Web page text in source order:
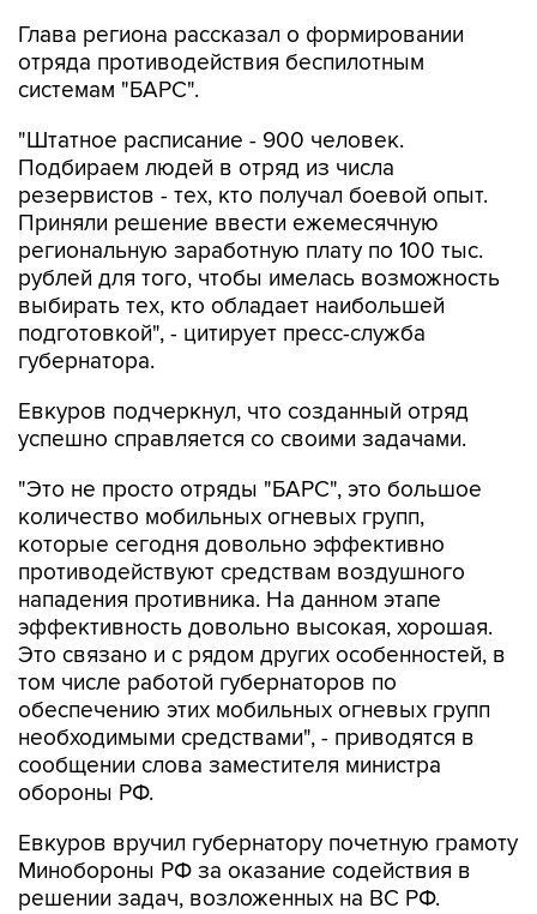
Глава региона рассказал о формировании
отряда противодействия беспилотным
системам "БАРС".
"Штатное расписание - 900 человек.
Подбираем людей в отряд из числа
резервистов - тех, кто получал боевой опыт.
Приняли решение ввести ежемесячную
региональную заработную плату по 100 тыс.
рублей для того, чтобы имелась возможность
выбирать тех, кто обладает наибольшей
подготовкой", - цитирует пресс-служба
губернатора.
Евкуров подчеркнул, что созданный отряд
успешно справляется со своими задачами.
"Это не просто отряды "БАРС", это большое
количество мобильных огневых групп,
которые сегодня довольно эффективно
противодействуют средствам воздушного
нападения противника. На данном этапе
эффективность довольно высокая, хорошая.
Это связано и с рядом других особенностей, в
том числе работой губернаторов по
обеспечению этих мобильных огневых групп
необходимыми средствами", - приводятся в
сообщении слова заместителя министра
обороны РФ.
Евкуров вручил губернатору почетную грамоту
Минобороны РФ за оказание содействия в
решении задач, возложенных на ВС РФ.